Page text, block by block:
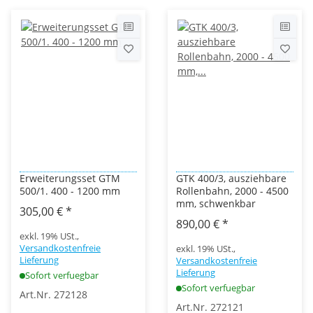
Erweiterungsset GTM
500/1. 400 - 1200 mm
305,00 €*
exkl. 19% USt.,
Versandkostenfreie
Lieferung
Sofort verfuegbar
Art.Nr. 272128
GTK 400/3, ausziehbare
Rollenbahn, 2000 - 4500
mm, schwenkbar
890,00 €*
exkl. 19% USt.,
Versandkostenfreie
Lieferung
Sofort verfuegbar
Art.Nr. 272121